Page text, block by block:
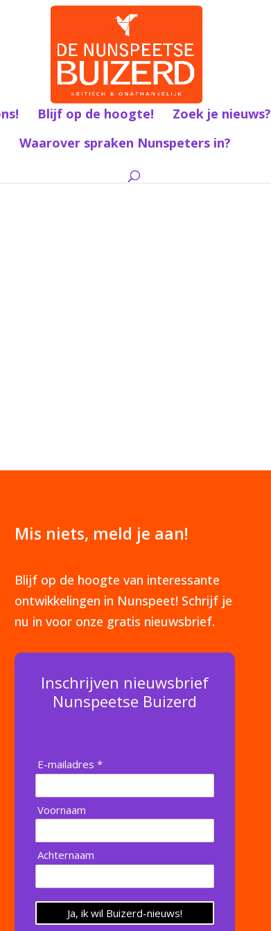
Blijf op de hoogte! Zoek je nieuws?
Waarover spraken Nunspeters in?
Mis niets, meld je aan!
Blijf op de hoogte van interessante
ontwikkelingen in Nunspeet! Schrijf je
nu in voor onze gratis nieuwsbrief.
Inschrijven nieuwsbrief
Nunspeetse Buizerd
E-mailadres *
Voornaam
Achternaam
Ja, ik wil Buizerd-nieuws!